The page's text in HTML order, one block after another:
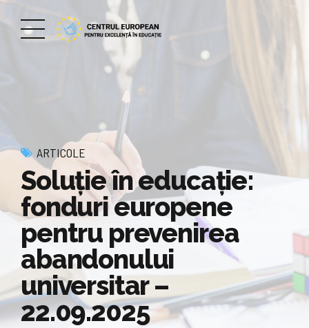
ARTICOLE
Soluţie în educaţie:
fonduri europene
pentru prevenirea
abandonului
universitar –
22.09.2025